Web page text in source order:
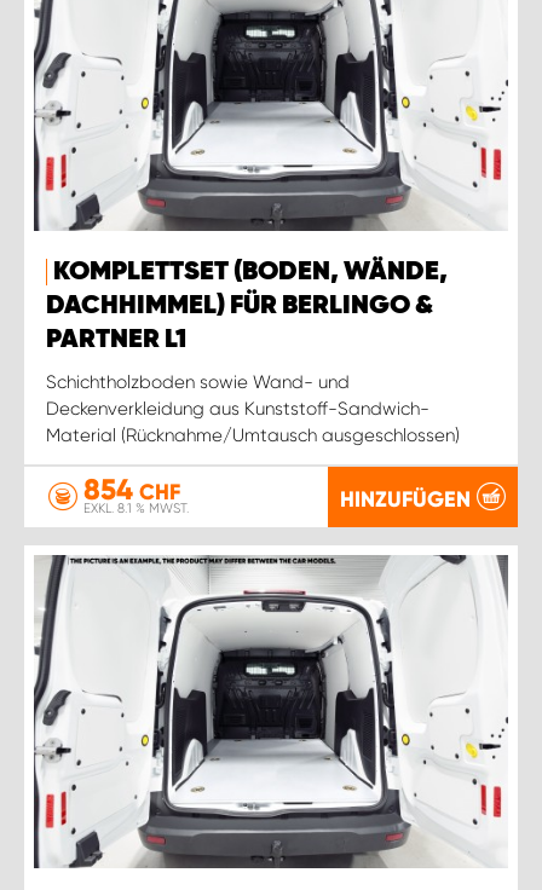
KOMPLETTSET (BODEN, WÄNDE,
DACHHIMMEL) FÜR BERLINGO &
PARTNER L1
Schichtholzboden sowie Wand- und
Deckenverkleidung aus Kunststoff-Sandwich-
Material (Rücknahme/Umtausch ausgeschlossen)
854 CHF
EXKL. 8.1 % MWST. HINZUFÜGEN